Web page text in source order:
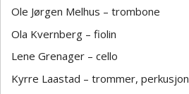
Ole Jørgen Melhus – trombone
Ola Kvernberg – fiolin
Lene Grenager – cello
Kyrre Laastad – trommer, perkusjon